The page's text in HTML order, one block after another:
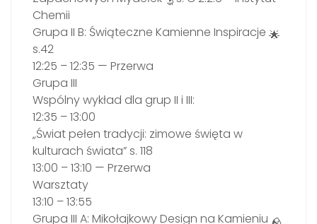
Chemii
Grupa II B: Świąteczne Kamienne Inspiracje
s.42
12:25 – 12:35 — Przerwa
Grupa III
Wspólny wykład dla grup II i III:
12:35 – 13:00
„Świat pełen tradycji: zimowe święta w
kulturach świata” s. 118
13:00 – 13:10 — Przerwa
Warsztaty
13:10 – 13:55
Grupa III A: Mikołajkowy Design na Kamieniu